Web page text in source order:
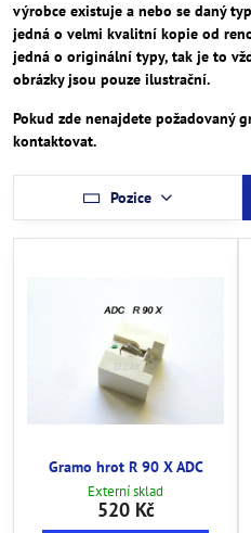
výrobce existuje a nebo se daný
jedná o velmi kvalitní kopie od
jedná o originální typy, tak je to
obrázky jsou pouze ilustrační.
Pokud zde nenajdete požadovaný
kontaktovat.
Pozice
Gramo hrot R 90 X ADC
Externí sklad
520 Kč